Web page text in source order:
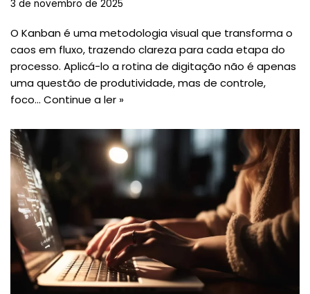
3 de novembro de 2025
O Kanban é uma metodologia visual que transforma o
caos em fluxo, trazendo clareza para cada etapa do
processo. Aplicá-lo a rotina de digitação não é apenas
uma questão de produtividade, mas de controle,
foco… Continue a ler »